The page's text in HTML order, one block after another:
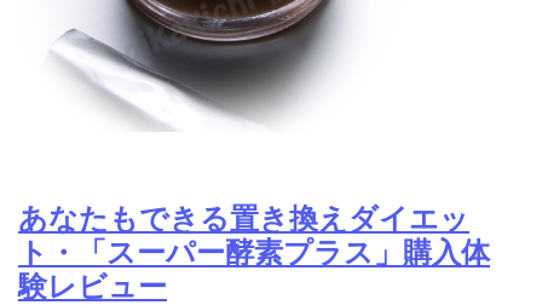
あなたもできる置き換えダイエッ
ト・「スーパー酵素プラス」購入体
験レビュー